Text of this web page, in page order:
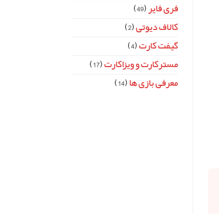
فری فایر (49)
کالاف دیوتی(2)
گیفت کارت(4)
مسترکارت و ویزاکارت(17)
معرفی بازی ها(14)